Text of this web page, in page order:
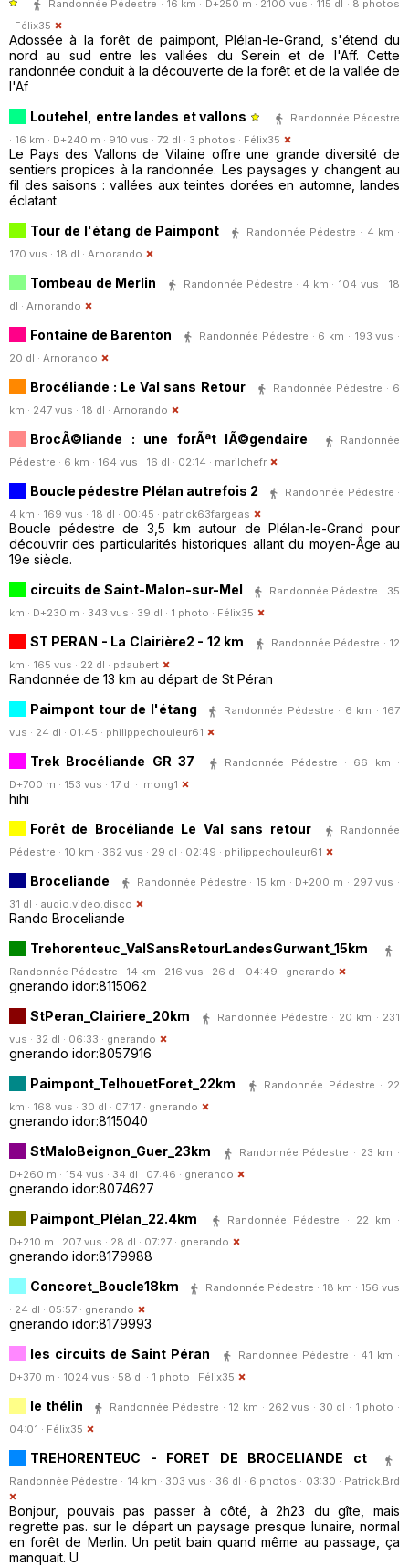
Randonnée Pédestre · 16 km · D+250 m · 2100 vus · 115 dl · 8 photos
· Félix35
Adossée à la forêt de paimpont, Plélan-le-Grand, s'étend du
nord au sud entre les vallées du Serein et de l'Aff. Cette
randonnée conduit à la découverte de la forêt et de la vallée de
l'Af
Loutehel, entre landes et vallons
Randonnée Pédestre
· 16 km · D+240 m · 910 vus · 72 dl · 3 photos · Félix35
Le Pays des Vallons de Vilaine offre une grande diversité de
sentiers propices à la randonnée. Les paysages y changent au
fil des saisons : vallées aux teintes dorées en automne, landes
éclatant
Tour de l'étang de Paimpont
Randonnée Pédestre · 4 km ·
170 vus · 18 dl · Arnorando
Tombeau de Merlin
Randonnée Pédestre · 4 km · 104 vus · 18
dl · Arnorando
Fontaine de Barenton
Randonnée Pédestre · 6 km · 193 vus ·
20 dl · Arnorando
Brocéliande : Le Val sans Retour
Randonnée Pédestre · 6
km · 247 vus · 18 dl · Arnorando
BrocÃ©liande : une forÃªt lÃ©gendaire
Randonnée
Pédestre · 6 km · 164 vus · 16 dl · 02:14 · marilchefr
Boucle pédestre Plélan autrefois 2
Randonnée Pédestre ·
4 km · 169 vus · 18 dl · 00:45 · patrick63fargeas
Boucle pédestre de 3,5 km autour de Plélan-le-Grand pour
découvrir des particularités historiques allant du moyen-Âge au
19e siècle.
circuits de Saint-Malon-sur-Mel
Randonnée Pédestre · 35
km · D+230 m · 343 vus · 39 dl · 1 photo · Félix35
ST PERAN - La Clairière2 - 12 km
Randonnée Pédestre · 12
km · 165 vus · 22 dl · pdaubert
Randonnée de 13 km au départ de St Péran
Paimpont tour de l'étang
Randonnée Pédestre · 6 km · 167
vus · 24 dl · 01:45 · philippechouleur61
Trek Brocéliande GR 37
Randonnée Pédestre · 66 km ·
D+700 m · 153 vus · 17 dl · lmong1
hihi
Forêt de Brocéliande Le Val sans retour
Randonnée
Pédestre · 10 km · 362 vus · 29 dl · 02:49 · philippechouleur61
Broceliande
Randonnée Pédestre · 15 km · D+200 m · 297 vus ·
31 dl · audio.video.disco
Rando Broceliande
Trehorenteuc_ValSansRetourLandesGurwant_15km
Randonnée Pédestre · 14 km · 216 vus · 26 dl · 04:49 · gnerando
gnerando idor:8115062
StPeran_Clairiere_20km
Randonnée Pédestre · 20 km · 231
vus · 32 dl · 06:33 · gnerando
gnerando idor:8057916
Paimpont_TelhouetForet_22km
Randonnée Pédestre · 22
km · 168 vus · 30 dl · 07:17 · gnerando
gnerando idor:8115040
StMaloBeignon_Guer_23km
Randonnée Pédestre · 23 km ·
D+260 m · 154 vus · 34 dl · 07:46 · gnerando
gnerando idor:8074627
Paimpont_Plélan_22.4km
Randonnée Pédestre · 22 km ·
D+210 m · 207 vus · 28 dl · 07:27 · gnerando
gnerando idor:8179988
Concoret_Boucle18km
Randonnée Pédestre · 18 km · 156 vus
· 24 dl · 05:57 · gnerando
gnerando idor:8179993
les circuits de Saint Péran
Randonnée Pédestre · 41 km ·
D+370 m · 1024 vus · 58 dl · 1 photo · Félix35
le thélin
Randonnée Pédestre · 12 km · 262 vus · 30 dl · 1 photo ·
04:01 · Félix35
TREHORENTEUC - FORET DE BROCELIANDE ct
Randonnée Pédestre · 14 km · 303 vus · 36 dl · 6 photos · 03:30 · Patrick.Brd
Bonjour, pouvais pas passer à côté, à 2h23 du gîte, mais
regrette pas. sur le départ un paysage presque lunaire, normal
en forêt de Merlin. Un petit bain quand même au passage, ça
manquait. U